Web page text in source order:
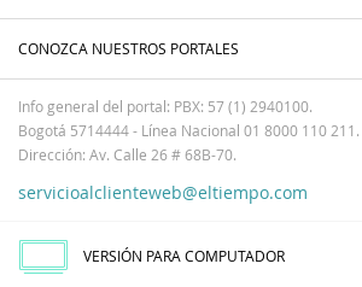
CONOZCA NUESTROS PORTALES
Info general del portal: PBX: 57 (1) 2940100.
Bogotá 5714444 - Línea Nacional 01 8000 110 211.
Dirección: Av. Calle 26 # 68B-70.
servicioalclienteweb@eltiempo.com
VERSIÓN PARA COMPUTADOR